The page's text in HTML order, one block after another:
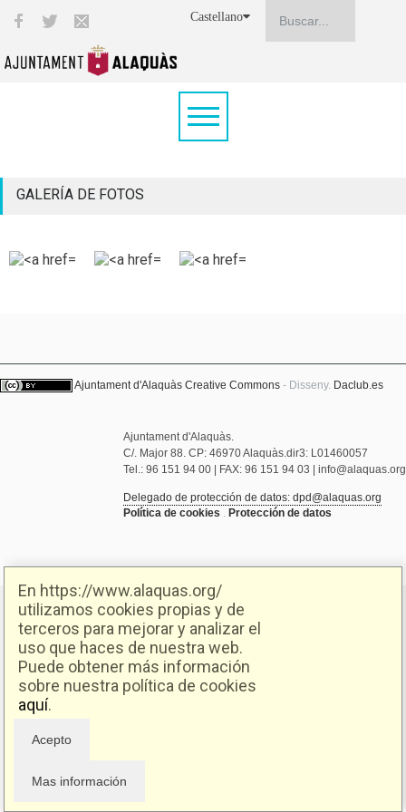
En https://www.alaquas.org/
utilizamos cookies propias y de
terceros para mejorar y analizar el
uso que haces de nuestra web.
Puede obtener más información
sobre nuestra política de cookies
aquí.
Castellano
GALERÍA DE FOTOS
Ajuntament d'Alaquàs Creative Commons - Disseny. Daclub.es
Ajuntament d'Alaquàs.
C/. Major 88. CP: 46970 Alaquàs.dir3: L01460057
Tel.: 96 151 94 00 | FAX: 96 151 94 03 | info@alaquas.org
Delegado de protección de datos: dpd@alaquas.org
Política de cookies . Protección de datos